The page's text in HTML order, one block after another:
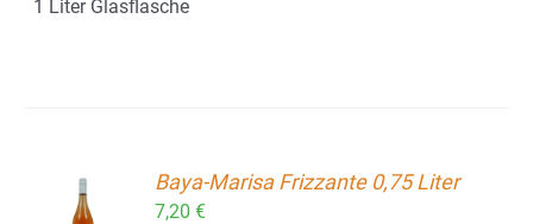
1 Liter Glasflasche
Baya-Marisa Frizzante 0,75 Liter
7,20€